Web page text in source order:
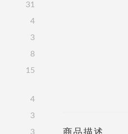
31
4
3
8
15
4
3
3